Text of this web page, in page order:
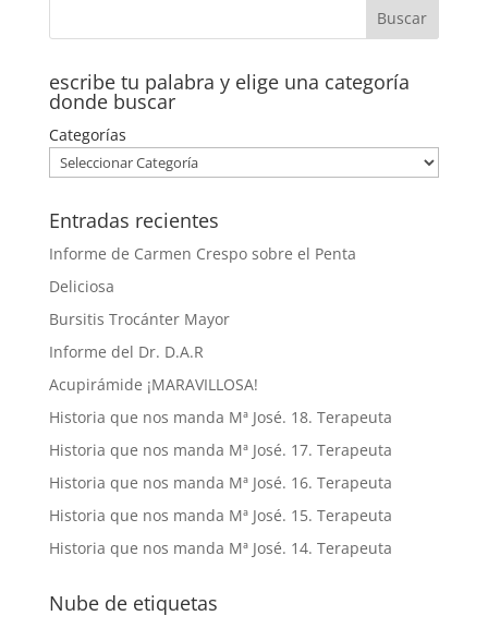
escribe tu palabra y elige una categoría
donde buscar
Categorías
Entradas recientes
Informe de Carmen Crespo sobre el Penta
Deliciosa
Bursitis Trocánter Mayor
Informe del Dr. D.A.R
Acupirámide ¡MARAVILLOSA!
Historia que nos manda Mª José. 18. Terapeuta
Historia que nos manda Mª José. 17. Terapeuta
Historia que nos manda Mª José. 16. Terapeuta
Historia que nos manda Mª José. 15. Terapeuta
Historia que nos manda Mª José. 14. Terapeuta
Nube de etiquetas